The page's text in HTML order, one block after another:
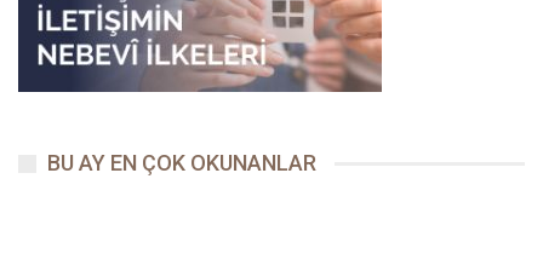
BU AY EN ÇOK OKUNANLAR